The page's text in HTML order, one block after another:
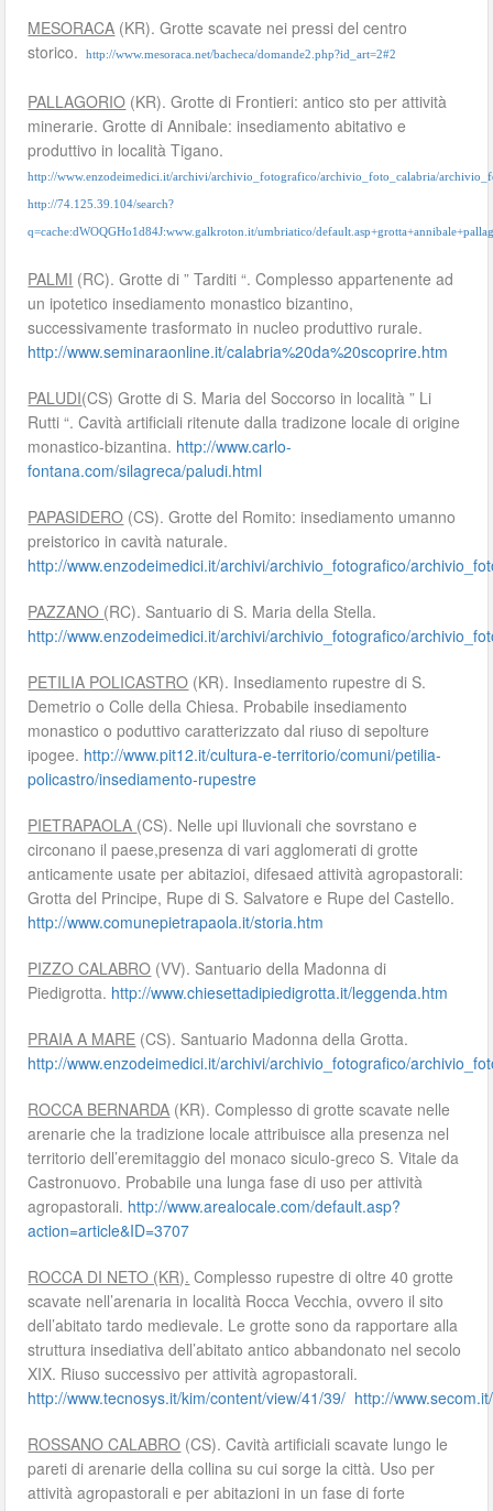
MESORACA (KR). Grotte scavate nei pressi del centro
storico.
http://www.mesoraca.net/bacheca/domande2.php?id_art=2#2
PALLAGORIO (KR). Grotte di Frontieri: antico sto per attività
minerarie. Grotte di Annibale: insediamento abitativo e
produttivo in località Tigano.
http://www.enzodeimedici.it/archivi/archivio_fotografico/archivio_foto_calabria/
http://74.125.39.104/search?
q=cache:dWOQGHo1d84J:www.galkroton.it/umbriatico/
PALMI (RC). Grotte di ” Tarditi “. Complesso appartenente ad
un ipotetico insediamento monastico bizantino,
successivamente trasformato in nucleo produttivo rurale.
http://www.seminaraonline.it/calabria%20da%20scoprire.htm
PALUDI(CS) Grotte di S. Maria del Soccorso in località ” Li
Rutti “. Cavità artificiali ritenute dalla tradizone locale di origine
monastico-bizantina. http://www.carlo-
fontana.com/silagreca/paludi.html
PAPASIDERO (CS). Grotte del Romito: insediamento umanno
preistorico in cavità naturale.
http://www.enzodeimedici.it/archivi/archivio_fotografico/
PAZZANO (RC). Santuario di S. Maria della Stella.
http://www.enzodeimedici.it/archivi/archivio_fotografico/
PETILIA POLICASTRO (KR). Insediamento rupestre di S.
Demetrio o Colle della Chiesa. Probabile insediamento
monastico o poduttivo caratterizzato dal riuso di sepolture
ipogee. http://www.pit12.it/cultura-e-territorio/comuni/petilia-
policastro/insediamento-rupestre
PIETRAPAOLA (CS). Nelle upi lluvionali che sovrstano e
circonano il paese,presenza di vari agglomerati di grotte
anticamente usate per abitazioi, difesaed attività agropastorali:
Grotta del Principe, Rupe di S. Salvatore e Rupe del Castello.
http://www.comunepietrapaola.it/storia.htm
PIZZO CALABRO (VV). Santuario della Madonna di
Piedigrotta. http://www.chiesettadipiedigrotta.it/leggenda.htm
PRAIA A MARE (CS). Santuario Madonna della Grotta.
http://www.enzodeimedici.it/archivi/archivio_fotografico/
ROCCA BERNARDA (KR). Complesso di grotte scavate nelle
arenarie che la tradizione locale attribuisce alla presenza nel
territorio dell’eremitaggio del monaco siculo-greco S. Vitale da
Castronuovo. Probabile una lunga fase di uso per attività
agropastorali. http://www.arealocale.com/default.asp?
action=article&ID=3707
ROCCA DI NETO (KR). Complesso rupestre di oltre 40 grotte
scavate nell’arenaria in località Rocca Vecchia, ovvero il sito
dell’abitato tardo medievale. Le grotte sono da rapportare alla
struttura insediativa dell’abitato antico abbandonato nel secolo
XIX. Riuso successivo per attività agropastorali.
http://www.tecnosys.it/kim/content/view/41/39/ http://
ROSSANO CALABRO (CS). Cavità artificiali scavate lungo le
pareti di arenarie della collina su cui sorge la città. Uso per
attività agropastorali e per abitazioni in un fase di forte